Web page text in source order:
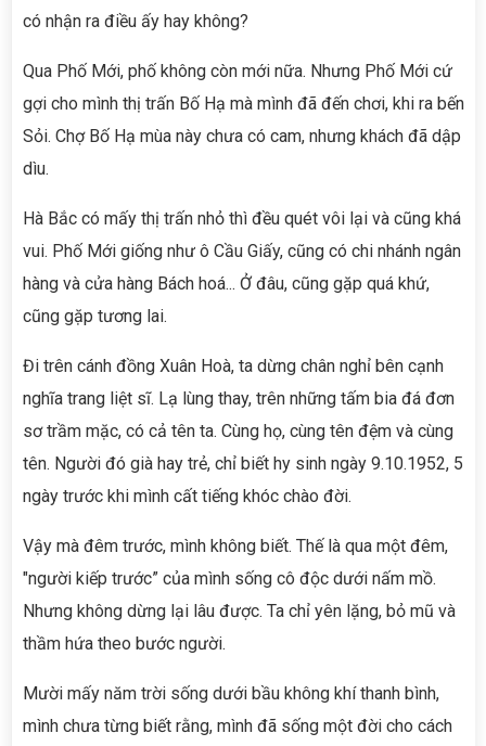
có nhận ra điều ấy hay không?
Qua Phố Mới, phố không còn mới nữa. Nhưng Phố Mới cứ
gợi cho mình thị trấn Bố Hạ mà mình đã đến chơi, khi ra bến
Sỏi. Chợ Bố Hạ mùa này chưa có cam, nhưng khách đã dập
dìu.
Hà Bắc có mấy thị trấn nhỏ thì đều quét vôi lại và cũng khá
vui. Phố Mới giống như ô Cầu Giấy, cũng có chi nhánh ngân
hàng và cửa hàng Bách hoá... Ở đâu, cũng gặp quá khứ,
cũng gặp tương lai.
Đi trên cánh đồng Xuân Hoà, ta dừng chân nghỉ bên cạnh
nghĩa trang liệt sĩ. Lạ lùng thay, trên những tấm bia đá đơn
sơ trầm mặc, có cả tên ta. Cùng họ, cùng tên đệm và cùng
tên. Người đó già hay trẻ, chỉ biết hy sinh ngày 9.10.1952, 5
ngày trước khi mình cất tiếng khóc chào đời.
Vậy mà đêm trước, mình không biết. Thế là qua một đêm,
"người kiếp trước” của mình sống cô độc dưới nấm mồ.
Nhưng không dừng lại lâu được. Ta chỉ yên lặng, bỏ mũ và
thầm hứa theo bước người.
Mười mấy năm trời sống dưới bầu không khí thanh bình,
mình chưa từng biết rằng, mình đã sống một đời cho cách